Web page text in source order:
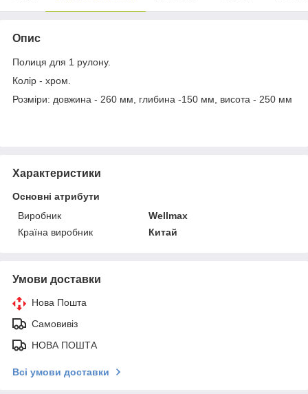
Опис
Полиця для 1 рулону.
Колір - хром.
Розміри: довжина - 260 мм, глибина -150 мм, висота - 250 мм
Характеристики
Основні атрибути
Виробник
Wellmax
Країна виробник
Китай
Умови доставки
Нова Пошта
Самовивіз
НОВА ПОШТА
Всі умови доставки